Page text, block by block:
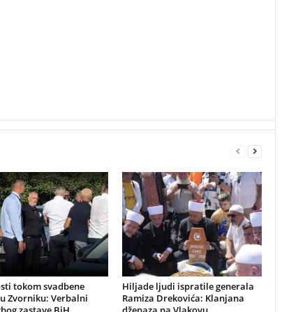
tokom svadbene
Zvorniku: Verbalni
Hiljade ljudi ispratile generala
Ramiza Drekovića: Klanjana